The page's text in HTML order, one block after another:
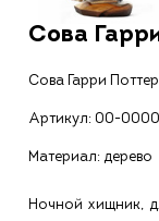
Сова
Сова Гарри
Артикул: 00-
Материал: дерево
Ночной хищник,